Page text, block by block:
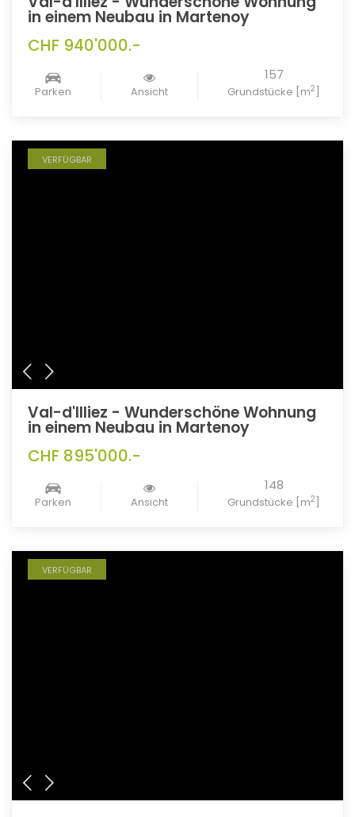
in einem Neubau in Martenoy
CHF 940'000.-
Parken Ansicht
157
Grundstücke [m2]
VERFÜGBAR
Val-d'Illiez - Wunderschöne Wohnung
in einem Neubau in Martenoy
CHF 895'000.-
Parken Ansicht
148
Grundstücke [m2]
VERFÜGBAR